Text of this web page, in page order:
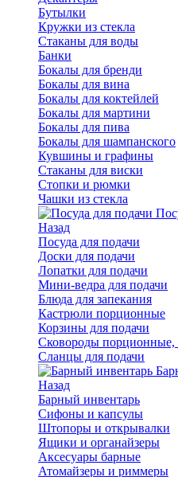
Бутылки
Кружки из стекла
Стаканы для воды
Банки
Бокалы для бренди
Бокалы для вина
Бокалы для коктейлей
Бокалы для мартини
Бокалы для пива
Бокалы для шампанского
Кувшины и графины
Стаканы для виски
Стопки и рюмки
Чашки из стекла
Назад
Посуда для подачи
Доски для подачи
Лопатки для подачи
Мини-ведра для подачи
Блюда для запекания
Кастрюли порционные
Корзины для подачи
Сковороды порционные,
Сланцы для подачи
Назад
Барный инвентарь
Сифоны и капсулы
Штопоры и открывалки
Ящики и органайзеры
Аксесуары барные
Атомайзеры и риммеры